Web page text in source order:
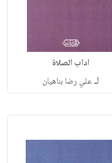
اداب الصلاة
لـعلي رضا بناهيان